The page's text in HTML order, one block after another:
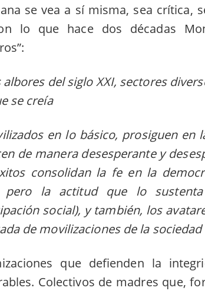
se vea a sí misma, sea crítica,
lo que hace dos décadas
albores del siglo XXI, sectores
se creía
en lo básico, prosiguen en
de manera desesperante y
consolidan la fe en la
pero la actitud que lo
social), y también, los
de movilizaciones de la sociedad
que defienden la
Colectivos de madres que,